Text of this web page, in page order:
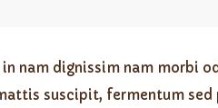
nam dignissim nam morbi
suscipit, fermentum